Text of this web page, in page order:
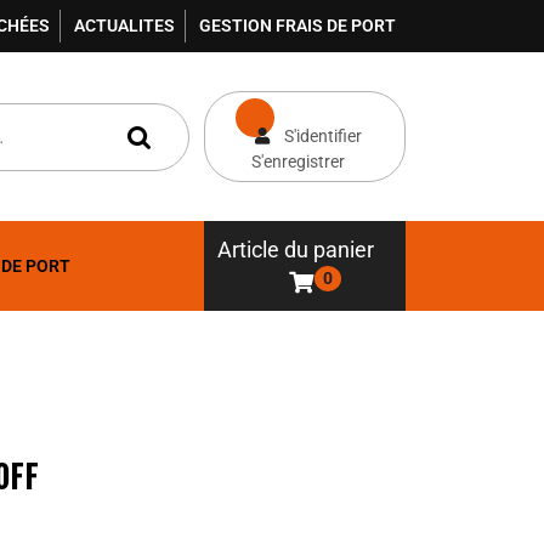
ACTUALITES GESTION FRAIS DE PORT
S'identifier
S'enregistrer
PORT
Article du panier
0